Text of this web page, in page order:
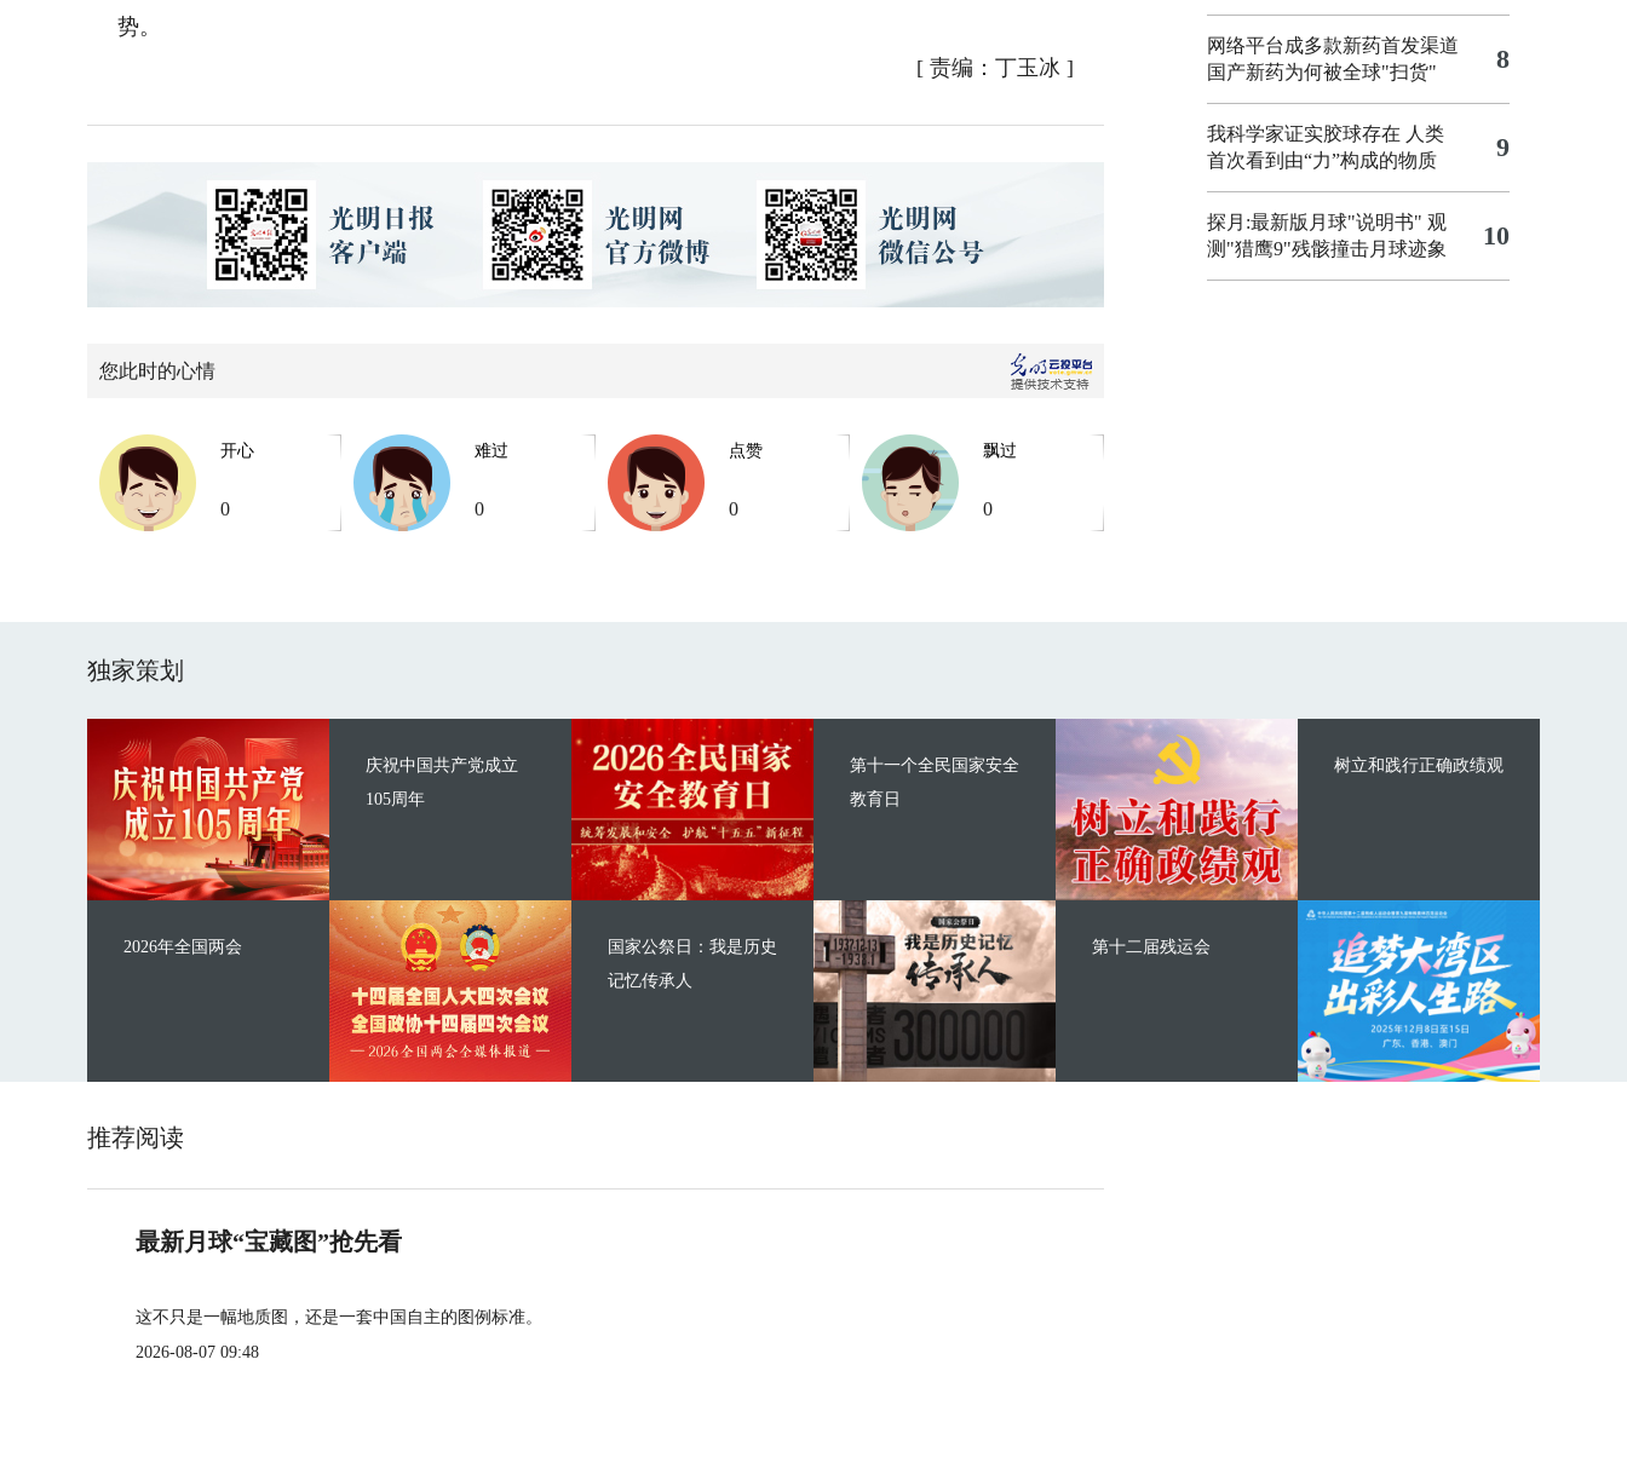
势。
[ 责编：丁玉冰 ]
您此时的心情
开心
0
难过
0
点赞
0
飘过
0
网络平台成多款新药首发渠道
国产新药为何被全球"扫货"
8
我科学家证实胶球存在 人类
首次看到由“力”构成的物质
9
探月:最新版月球"说明书" 观
测"猎鹰9"残骸撞击月球迹象
10
独家策划
庆祝中国共产党成立
105周年
2026年全国两会
第十一个全民国家安全
教育日
国家公祭日：我是历史
记忆传承人
树立和践行正确政绩观
第十二届残运会
推荐阅读
最新月球“宝藏图”抢先看
这不只是一幅地质图，还是一套中国自主的图例标准。
2026-08-07 09:48